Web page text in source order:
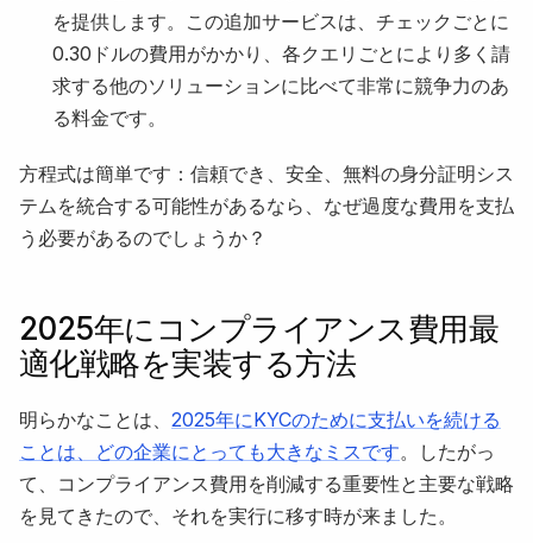
を提供します。この追加サービスは、チェックごとに
0.30ドルの費用がかかり、各クエリごとにより多く請
求する他のソリューションに比べて非常に競争力のあ
る料金です。
方程式は簡単です：信頼でき、安全、無料の身分証明シス
テムを統合する可能性があるなら、なぜ過度な費用を支払
う必要があるのでしょうか？
2025年にコンプライアンス費用最
適化戦略を実装する方法
明らかなことは、 2025年にKYCのために支払いを続ける
ことは、どの企業にとっても大きなミスです。したがっ
て、コンプライアンス費用を削減する重要性と主要な戦略
を見てきたので、それを実行に移す時が来ました。